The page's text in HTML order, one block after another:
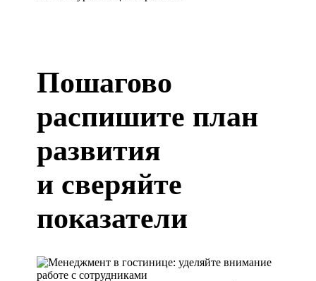
Пошагово
распишите план
развития
и сверяйте
показатели